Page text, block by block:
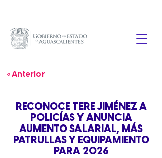
« Anterior
RECONOCE TERE JIMÉNEZ A
POLICÍAS Y ANUNCIA
AUMENTO SALARIAL, MÁS
PATRULLAS Y EQUIPAMIENTO
PARA 2026